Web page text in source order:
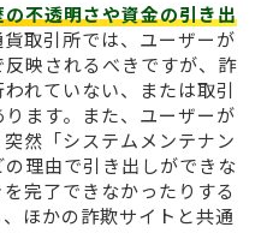
の不透明さや資金の引き出
取引所では、ユーザーが
映されるべきですが、詐
れていない、または取引
ます。また、ユーザーが
然「システムメンテナン
理由で引き出しができな
完了できなかったりする
ほかの詐欺サイトと共通